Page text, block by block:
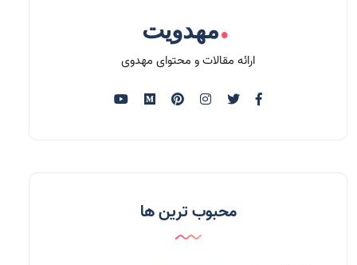
.مهدویت
ارائه مقالات و محتوای مهدوی
محبوب ترین ها